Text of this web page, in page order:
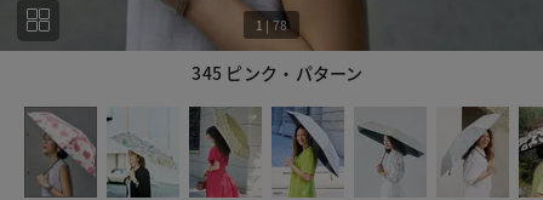
345 ピンク・パターン
1 | 78
78